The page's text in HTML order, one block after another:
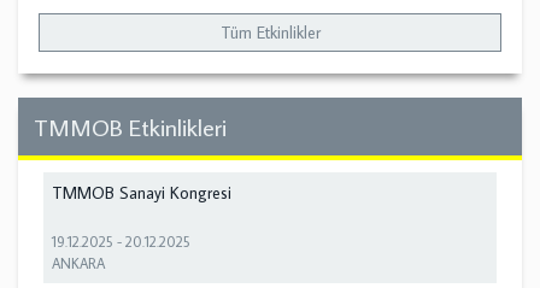
Tüm Etkinlikler
TMMOB Etkinlikleri
TMMOB Sanayi Kongresi
19.12.2025 -20.12.2025
ANKARA